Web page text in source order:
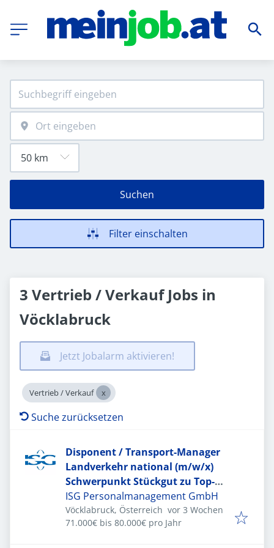
Suchen
Filter einschalten
3 Vertrieb / Verkauf Jobs in
Vöcklabruck
Jetzt Jobalarm aktivieren!
Vertrieb / Verkauf
Suche zurücksetzen
Disponent / Transport-Manager
Landverkehr national (m/w/x)
Schwerpunkt Stückgut zu Top-
Bedingungen
ISG Personalmanagement GmbH
Vöcklabruck, Österreich Veröffentlicht:
vor 3 Wochen
71.000€ bis 80.000€ pro Jahr